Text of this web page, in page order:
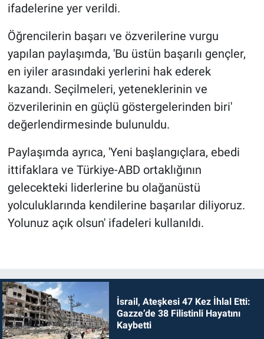
ifadelerine yer verildi.
Öğrencilerin başarı ve özverilerine vurgu
yapılan paylaşımda, 'Bu üstün başarılı gençler,
en iyiler arasındaki yerlerini hak ederek
kazandı. Seçilmeleri, yeteneklerinin ve
özverilerinin en güçlü göstergelerinden biri'
değerlendirmesinde bulunuldu.
Paylaşımda ayrıca, 'Yeni başlangıçlara, ebedi
ittifaklara ve Türkiye-ABD ortaklığının
gelecekteki liderlerine bu olağanüstü
yolculuklarında kendilerine başarılar diliyoruz.
Yolunuz açık olsun' ifadeleri kullanıldı.
İsrail, Ateşkesi 47 Kez İhlal Etti:
Gazze’de 38 Filistinli Hayatını
Kaybetti